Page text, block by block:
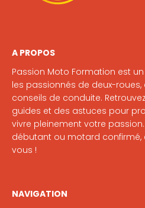
A PROPOS
Passion Moto Formation est
les passionnés de deux-
conseils de conduite.
guides et des astuces pour
vivre pleinement votre
débutant ou motard confirmé,
vous !
NAVIGATION